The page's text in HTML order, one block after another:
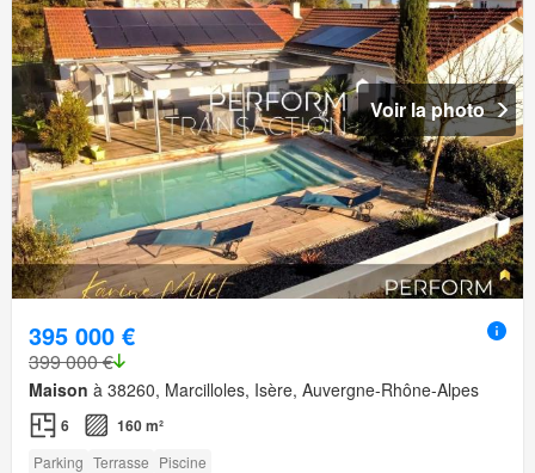
Voir la photo
395 000 €
399 000 €
Maison à 38260, Marcilloles, Isère, Auvergne-Rhône-Alpes
6 160 m²
Parking Terrasse Piscine